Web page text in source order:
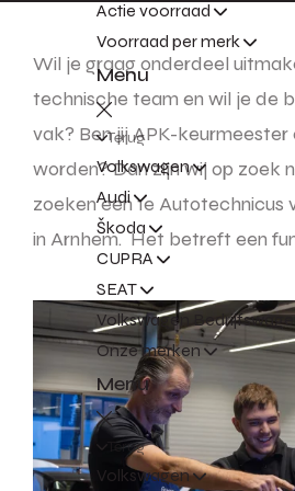
Actie voorraad
Voorraad per merk
Menu
Terug
Volkswagen
Audi
Škoda
CUPRA
SEAT
Volkswagen
Onze merken
Menu
Terug
Volkswagen
Wil je graag onderdeel
technische team en wil je de
vak? Ben jij APK-
worden? Dan zijn wij op zoek
zoeken een 1e Autotechnicus
in Arnhem. Het betreft een